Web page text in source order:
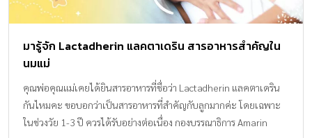
ประมาณ 4 เดือนจะเริ่มหลับกลางคืนได้ยาวประมาณ 6 ชั่วโมงและเมื่อ
อายุ 6 เดือนจะสามารถหลับได้นานถึง 10 ชั่วโมงแต่ก็ยังสามารถตื่นได้
ในระหว่างการนอนหลับ ซึ่งทารกบางคนสามารถกลับไปหลับต่อได้ด้วย
ตัวเอง แต่บางคนต้องการการกล่อมจึงจะหลับต่อได้ […]
มารู้จัก Lactadherin แลคตาเดริน สารอาหารสำคัญใน
นมแม่
คุณพ่อคุณแม่เคยได้ยินสารอาหารที่ชื่อว่า Lactadherin แลคตาเดริน
กันไหมคะ ขอบอกว่าเป็นสารอาหารที่สำคัญกับลูกมากค่ะ โดยเฉพาะ
ในช่วงวัย 1-3 ปี ควรได้รับอย่างต่อเนื่อง กองบรรณาธิการ Amarin